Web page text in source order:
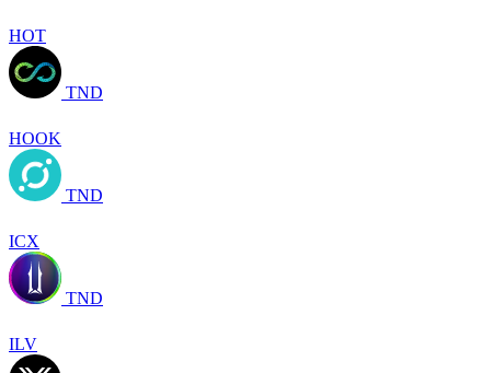
HOT
TND
HOOK
TND
ICX
TND
ILV